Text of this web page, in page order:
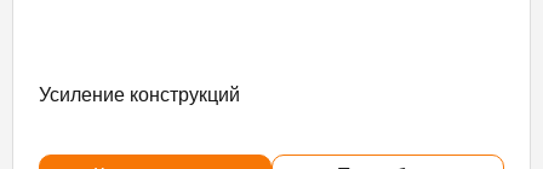
Усиление конструкций